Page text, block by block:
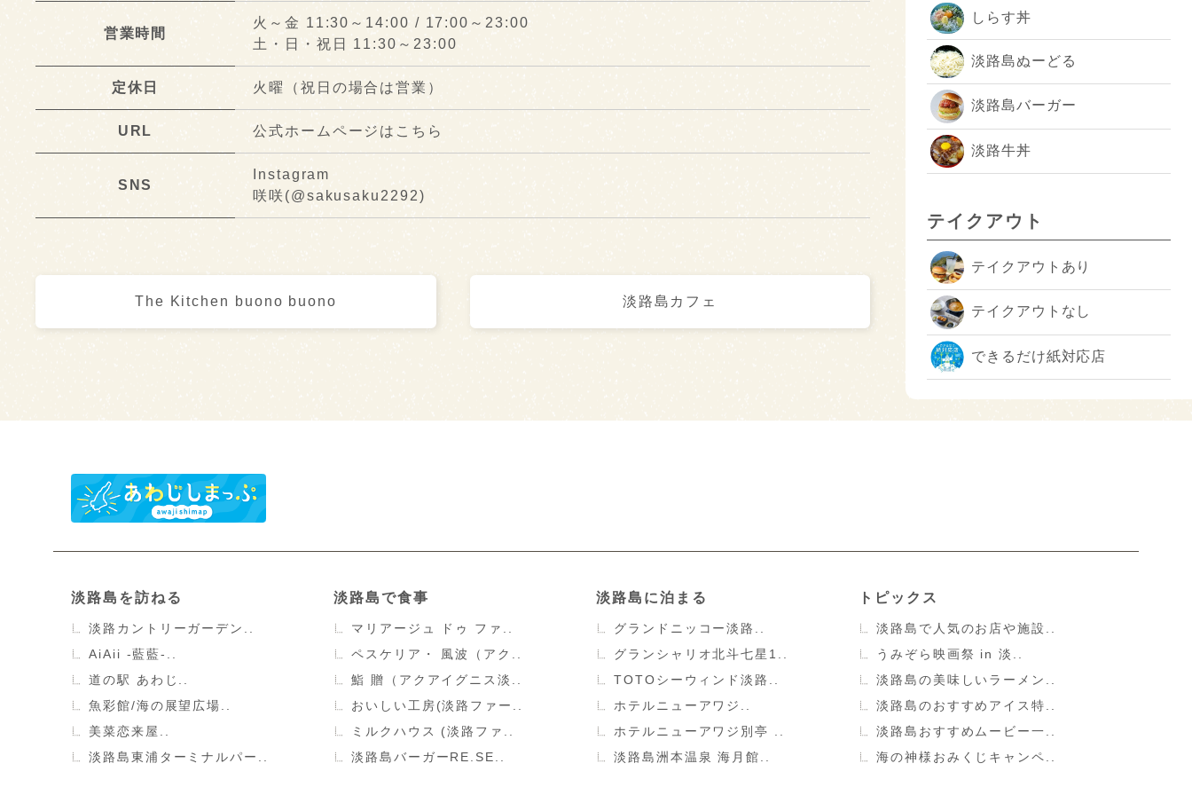
営業時間
火～金 11:30～14:00 / 17:00～23:00
土・日・祝日 11:30～23:00
定休日 火曜（祝日の場合は営業）
URL 公式ホームページはこちら
SNS
Instagram
咲咲(@sakusaku2292)
The Kitchen buono buono 淡路島カフェ
しらす丼
淡路島ぬーどる
淡路島バーガー
淡路牛丼
テイクアウト
テイクアウトあり
テイクアウトなし
できるだけ紙対応店
淡路島を訪ねる
淡路カントリーガーデン..
AiAii -藍藍-..
道の駅 あわじ..
魚彩館/海の展望広場..
美菜恋来屋..
淡路島東浦ターミナルパー..
淡路島で食事
マリアージュ ドゥ ファ..
ペスケリア・ 風波（アク..
鮨 贈（アクアイグニス淡..
おいしい工房(淡路ファー..
ミルクハウス (淡路ファ..
淡路島バーガーRE.SE..
淡路島に泊まる
グランドニッコー淡路..
グランシャリオ北斗七星1..
TOTOシーウィンド淡路..
ホテルニューアワジ..
ホテルニューアワジ別亭 ..
淡路島洲本温泉 海月館..
トピックス
淡路島で人気のお店や施設..
うみぞら映画祭 in 淡..
淡路島の美味しいラーメン..
淡路島のおすすめアイス特..
淡路島おすすめムービー一..
海の神様おみくじキャンペ..